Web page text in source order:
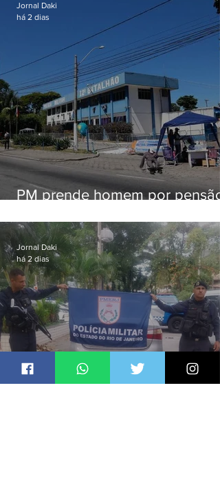
PM prende homem por pensão
Jornal Daki
há 2 dias
Jornal Daki
há 2 dias